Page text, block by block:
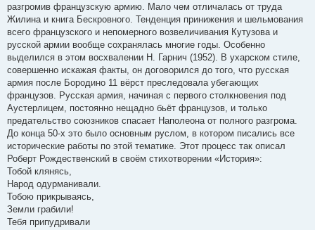
разгромив французскую армию. Мало чем отличалась от труда
Жилина и книга Бескровного. Тенденция принижения и шельмования
всего французского и непомерного возвеличивания Кутузова и
русской армии вообще сохранялась многие годы. Особенно
выделился в этом восхвалении Н. Гарнич (1952). В ухарском стиле,
совершенно искажая факты, он договорился до того, что русская
армия после Бородино 11 вёрст преследовала убегающих
французов. Русская армия, начиная с первого столкновения под
Аустерлицем, постоянно нещадно бьёт французов, и только
предательство союзников спасает Наполеона от полного разгрома.
До конца 50-х это было основным руслом, в котором писались все
исторические работы по этой тематике. Этот процесс так описал
Роберт Рождественский в своём стихотворении «История»:
Тобой клянясь,
Народ одурманивали.
Тобою прикрываясь,
Земли грабили!
Тебя припудривали